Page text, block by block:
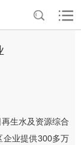
生水及资源综合
企业提供300多万